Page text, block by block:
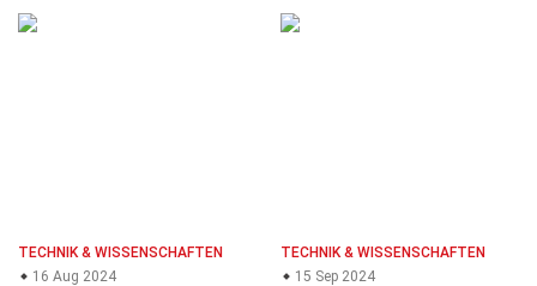
TECHNIK & WISSENSCHAFTEN
16 Aug 2024
TECHNIK & WISSENSCHAFTEN
15 Sep 2024